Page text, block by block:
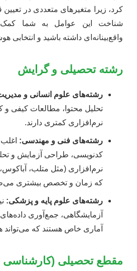
کرد، زیرا متغیرهای متعددی در
شناخت این عوامل به شما کمک
واقع‌بینانه‌ای داشته باشید و انتخابی
رشته تحصیلی و گرایش
رشته‌های علوم انسانی و
تحلیل محتوا، مطالعات کیفی و
نرم‌افزاری کمتری دارند.
رشته‌های فنی و مهندسی:
کدنویسی، طراحی آزمایش و
که زمان و تخصص بیشتری
رشته‌های علوم پایه و پزشکی:
آزمایشگاهی، جمع‌آوری
آماری خاص هستند که می‌تواند
مقطع تحصیلی (کارشناسی